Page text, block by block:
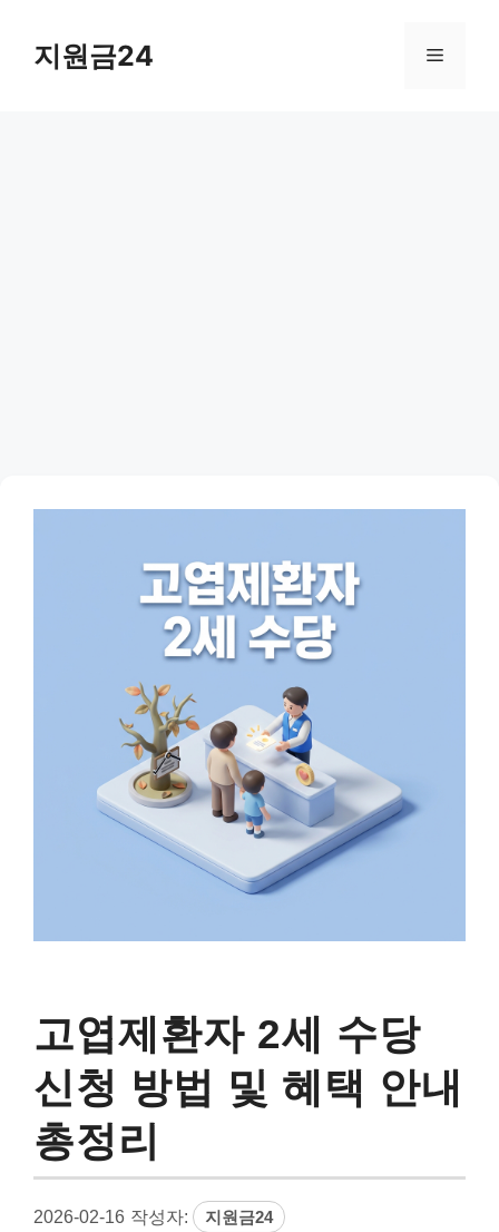
지원금24 메
고엽제환자 2세 수당
신청 방법 및 혜택 안내
총정리
2026-02-16 작성자: 지원금24